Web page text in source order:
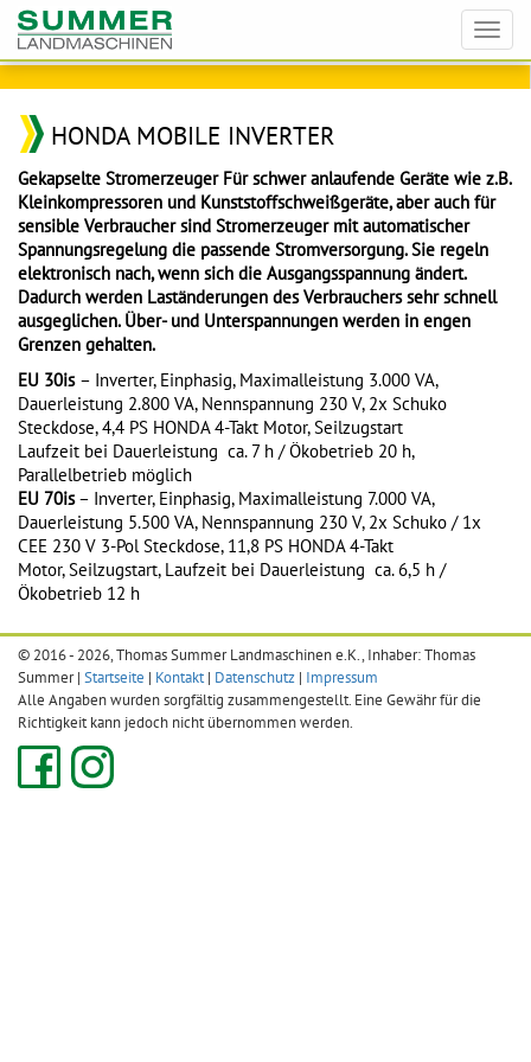
HONDA MOBILE INVERTER
Gekapselte Stromerzeuger Für schwer anlaufende Geräte wie z.B.
Kleinkompressoren und Kunststoffschweißgeräte, aber auch für
sensible Verbraucher sind Stromerzeuger mit automatischer
Spannungsregelung die passende Stromversorgung. Sie regeln
elektronisch nach, wenn sich die Ausgangsspannung ändert.
Dadurch werden Laständerungen des Verbrauchers sehr schnell
ausgeglichen. Über- und Unterspannungen werden in engen
Grenzen gehalten.
EU 30is – Inverter, Einphasig, Maximalleistung 3.000 VA,
Dauerleistung 2.800 VA, Nennspannung 230 V, 2x Schuko
Steckdose, 4,4 PS HONDA 4-Takt Motor, Seilzugstart
Laufzeit bei Dauerleistung ca. 7 h / Ökobetrieb 20 h,
Parallelbetrieb möglich
EU 70is– Inverter, Einphasig, Maximalleistung 7.000 VA,
Dauerleistung 5.500 VA, Nennspannung 230 V, 2x Schuko / 1x
CEE 230 V 3-Pol Steckdose, 11,8 PS HONDA 4-Takt
Motor, Seilzugstart, Laufzeit bei Dauerleistung ca. 6,5 h /
Ökobetrieb 12 h
© 2016 - 2026, Thomas Summer Landmaschinen e.K., Inhaber: Thomas
Summer | Startseite | Kontakt| Datenschutz | Impressum
Alle Angaben wurden sorgfältig zusammengestellt. Eine Gewähr für die
Richtigkeit kann jedoch nicht übernommen werden.